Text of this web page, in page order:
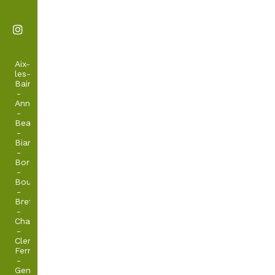
Aix-
les-
Bains
-
Annecy
-
Beaujolais
-
Biarritz
-
Bordeaux
-
Bourgogne
-
Bretagne
-
Chamonix
-
Clermont-
Ferrand
-
Genève